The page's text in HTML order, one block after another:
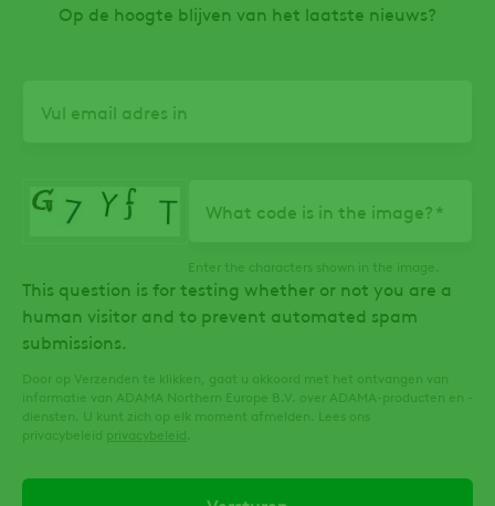
Op de hoogte blijven van het laatste nieuws?
What code is in the image?
Enter the characters shown in the image.
This question is for testing whether or not you are a
human visitor and to prevent automated spam
submissions.
Door op Verzenden te klikken, gaat u akkoord met het ontvangen van
informatie van ADAMA Northern Europe B.V. over ADAMA-producten en -
diensten. U kunt zich op elk moment afmelden. Lees ons
privacybeleid privacybeleid